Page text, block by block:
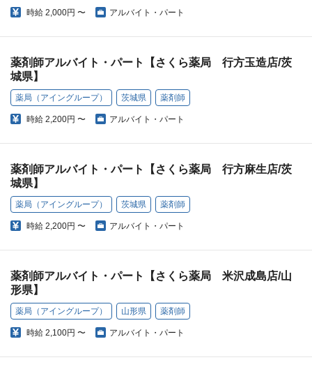
時給 2,000円 〜 アルバイト・パート
薬剤師アルバイト・パート【さくら薬局 行方玉造店/茨
城県】
薬局（アイングループ） 茨城県 薬剤師
時給 2,200円 〜 アルバイト・パート
薬剤師アルバイト・パート【さくら薬局 行方麻生店/茨
城県】
薬局（アイングループ） 茨城県 薬剤師
時給 2,200円 〜 アルバイト・パート
薬剤師アルバイト・パート【さくら薬局 米沢成島店/山
形県】
薬局（アイングループ） 山形県 薬剤師
時給 2,100円 〜 アルバイト・パート